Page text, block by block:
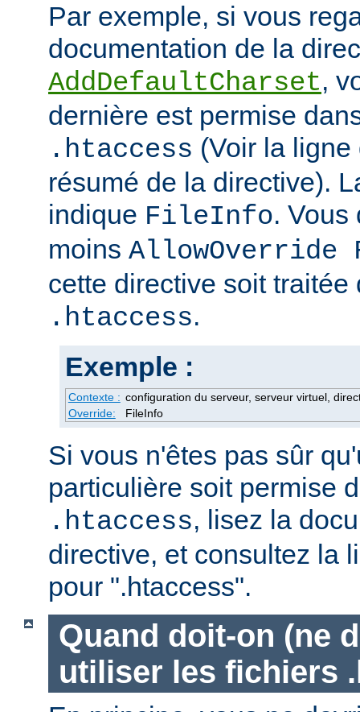
Par exemple, si vous
documentation de la
AddDefaultCharset,
dernière est permise
.htaccess (Voir la
résumé de la directive).
indique FileInfo. Vous
moins
cette directive soit
.htaccess.
Exemple :
Contexte : configuration du serveur, serveur virtuel,
Override:
FileInfo
Si vous n'êtes pas sûr
particulière soit permise
.htaccess, lisez la
directive, et consultez la
pour ".htaccess".
Quand doit-on (ne
utiliser les fichiers